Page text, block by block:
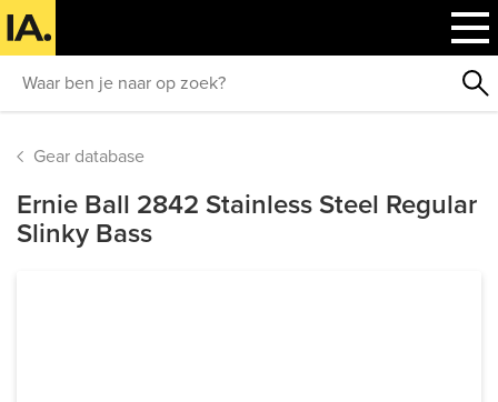
Gear database
Ernie Ball 2842 Stainless Steel Regular
Slinky Bass